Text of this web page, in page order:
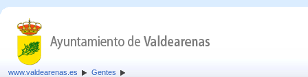
www.valdearenas.es Gentes